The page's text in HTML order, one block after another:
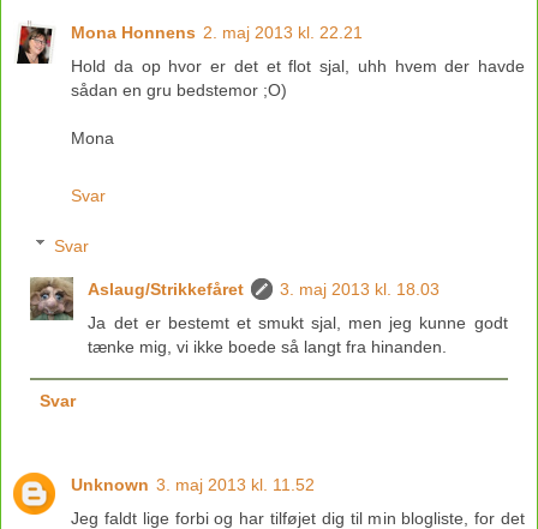
Mona Honnens 2. maj 2013 kl. 22.21
Hold da op hvor er det et flot sjal, uhh hvem der havde
sådan en gru bedstemor ;O)
Mona
Svar
Svar
Aslaug/Strikkefåret
3. maj 2013 kl. 18.03
Ja det er bestemt et smukt sjal, men jeg kunne godt
tænke mig, vi ikke boede så langt fra hinanden.
Svar
Unknown 3. maj 2013 kl. 11.52
Jeg faldt lige forbi og har tilføjet dig til min blogliste, for det